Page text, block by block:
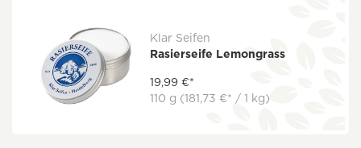
Klar Seifen
Rasierseife Lemongrass
19,99 €*
110 g (181,73 €* / 1 kg)